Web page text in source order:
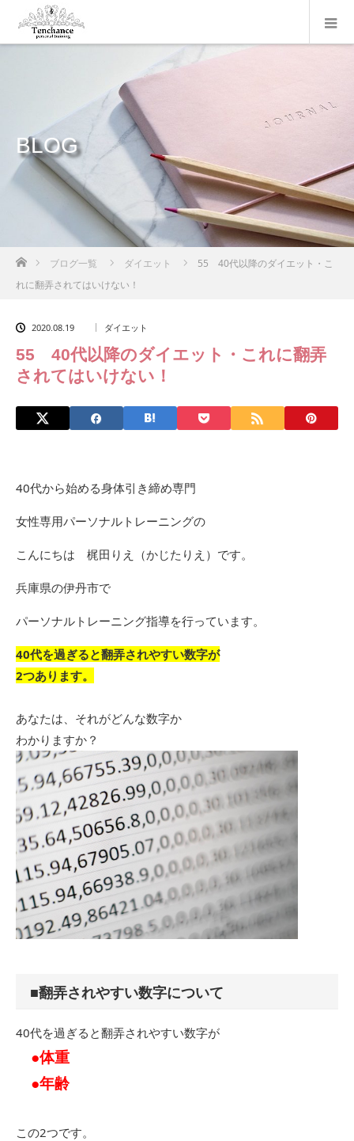
BLOG
ホームブログ一覧 ダイエット
55 40代以降のダイエット・こ
れに翻弄されてはいけない！
2020.08.19 ダイエット
55 40代以降のダイエット・これに翻弄
されてはいけない！
40代から始める身体引き締め専門
女性専用パーソナルトレーニングの
こんにちは 梶田りえ（かじたりえ）です。
兵庫県の伊丹市で
パーソナルトレーニング指導を行っています。
40代を過ぎると翻弄されやすい数字が
2つあります。
あなたは、それがどんな数字か
わかりますか？
■翻弄されやすい数字について
40代を過ぎると翻弄されやすい数字が
●体重
●年齢
この2つです。